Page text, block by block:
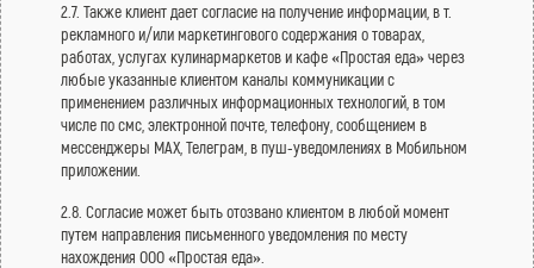
2.7. Также клиент дает согласие на получение информации, в т.
рекламного и/или маркетингового содержания о товарах,
работах, услугах кулинармаркетов и кафе «Простая еда» через
любые указанные клиентом каналы коммуникации с
применением различных информационных технологий, в том
числе по смс, электронной почте, телефону, сообщением в
мессенджеры МАХ, Телеграм, в пуш-уведомлениях в Мобильном
приложении.
2.8. Согласие может быть отозвано клиентом в любой момент
путем направления письменного уведомления по месту
нахождения ООО «Простая еда».